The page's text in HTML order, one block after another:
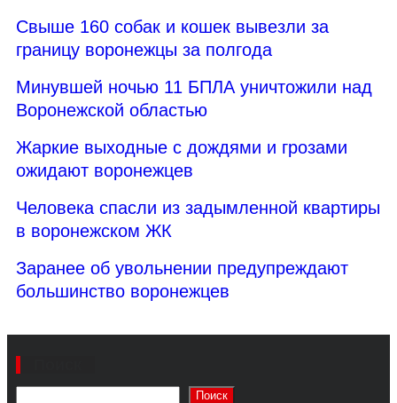
Свыше 160 собак и кошек вывезли за
границу воронежцы за полгода
Минувшей ночью 11 БПЛА уничтожили над
Воронежской областью
Жаркие выходные с дождями и грозами
ожидают воронежцев
Человека спасли из задымленной квартиры
в воронежском ЖК
Заранее об увольнении предупреждают
большинство воронежцев
Поиск